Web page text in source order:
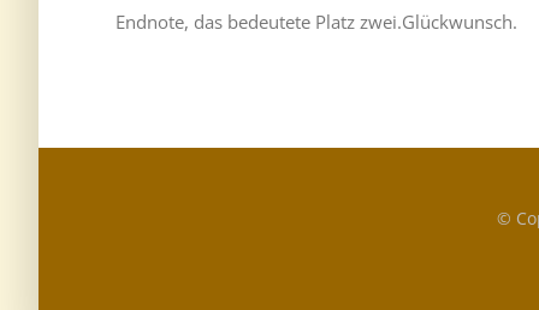
Endnote, das bedeutete Platz zwei.Glückwunsch.
©